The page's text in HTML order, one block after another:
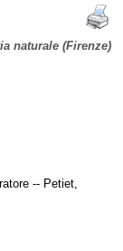
naturale (Firenze)
-- Petiet,